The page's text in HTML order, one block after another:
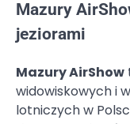
Mazury
jeziorami
Mazury AirShow
widowiskowych i
lotniczych w